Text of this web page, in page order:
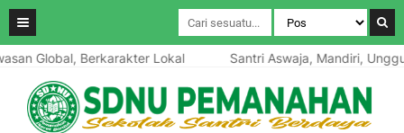
Global, Berkarakter Lokal Santri Aswaja, Mandiri,